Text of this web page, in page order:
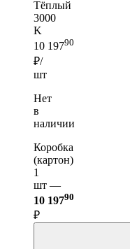
Тёплый
3000
K
10 19790
₽/
шт
Нет
в
наличии
Коробка
(картон)
1
шт —
10 19790
₽